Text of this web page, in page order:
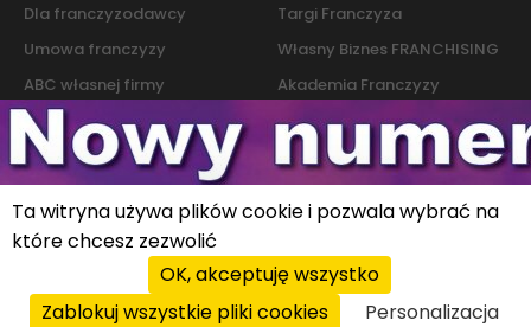
Dla franczyzodawcy
Umowa franczyzy
ABC własnej firmy
Słownik franczyzy i biznesu
Targi Franczyza
Własny Biznes FRANCHISING
Akademia Franczyzy
Marketing
Kontakt
Polityka cookies
© 2026 PROFIT system sp. z o.o. All rights reserved.
Ta witryna używa plików cookie i pozwala wybrać na
które chcesz zezwolić
OK, akceptuję wszystko
Zablokuj wszystkie pliki cookies
Personalizacja